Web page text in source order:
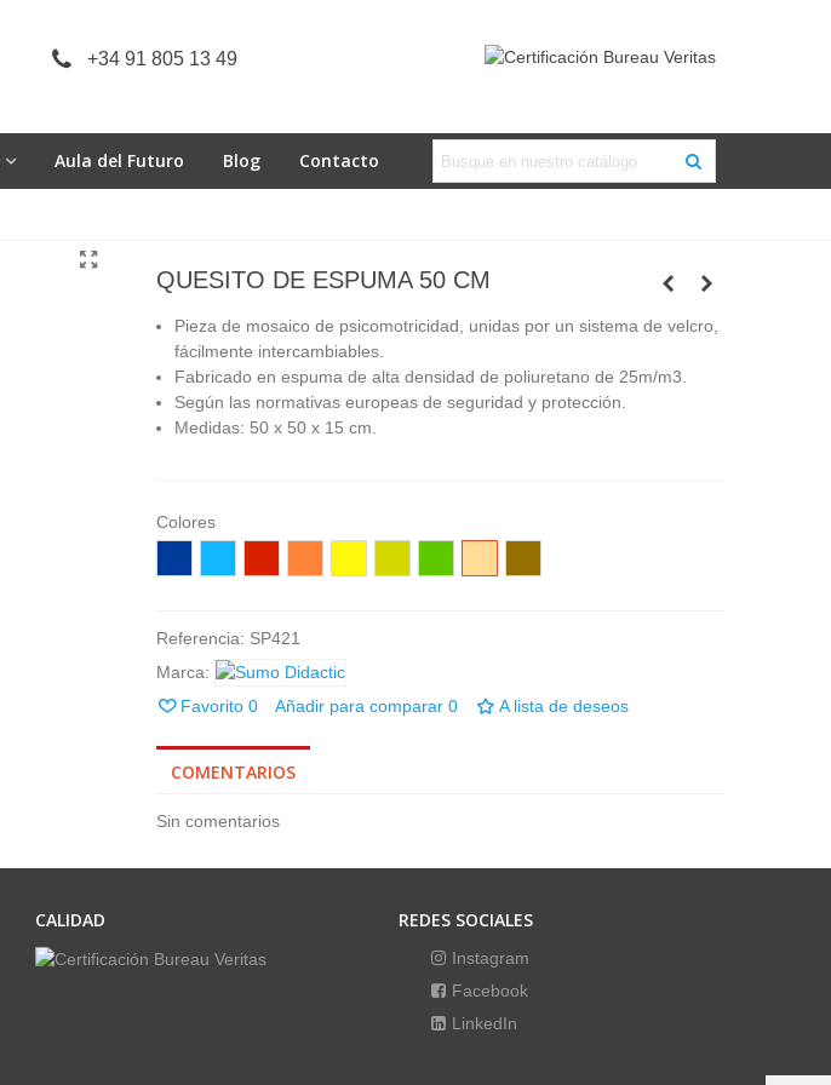
+34 91 805 13 49
Aula del Futuro Blog Contacto
QUESITO DE ESPUMA 50 CM
Pieza de mosaico de psicomotricidad, unidas por un sistema de velcro,
fácilmente intercambiables.
Fabricado en espuma de alta densidad de poliuretano de 25m/m3.
Según las normativas europeas de seguridad y protección.
Medidas: 50 x 50 x 15 cm.
Colores
Referencia: SP421
Marca:
Favorito 0 Añadir para comparar 0 A lista de deseos
COMENTARIOS
Sin comentarios
CALIDAD REDES SOCIALES
Instagram
Facebook
LinkedIn